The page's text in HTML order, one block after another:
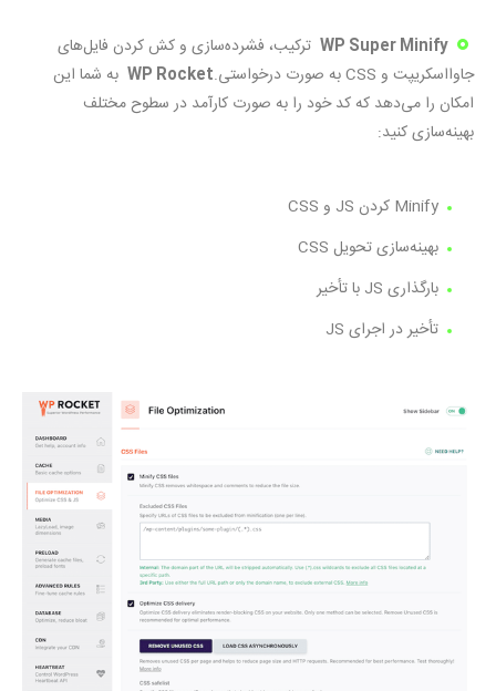
WP Super Minifyترکیب، فشرده‌سازی و کش کردن فایل‌های
جاوااسکریپت و CSS به صورت درخواستی.
WP Rocketبه شما این
امکان را می‌دهد که کد خود را به صورت کارآمد در سطوح مختلف
بهینه‌سازی کنید:
Minify کردن JS و CSS
بهینه‌سازی تحویل CSS
بارگذاری JS با تأخیر
تأخیر در اجرای JS